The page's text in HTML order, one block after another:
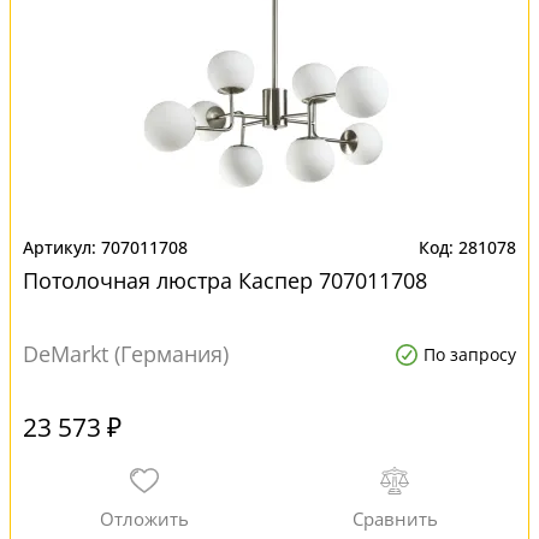
707011708 281078
Потолочная люстра Каспер 707011708
DeMarkt (Германия) По запросу
23 573 ₽